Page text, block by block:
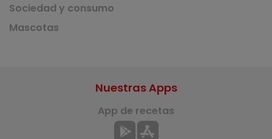
Sociedad y consumo
Mascotas
Nuestras Apps
App de recetas